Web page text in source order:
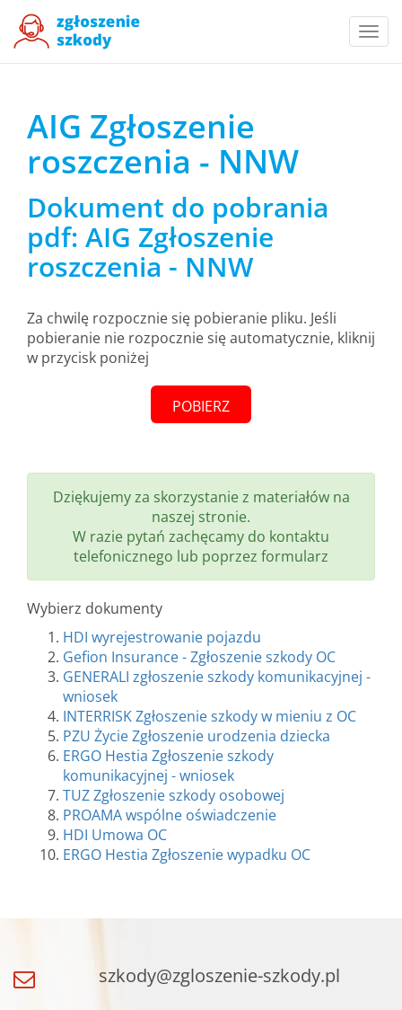
AIG Zgłoszenie
roszczenia - NNW
Dokument do pobrania
pdf: AIG Zgłoszenie
roszczenia - NNW
Za chwilę rozpocznie się pobieranie pliku. Jeśli
pobieranie nie rozpocznie się automatycznie, kliknij
w przycisk poniżej
POBIERZ
Dziękujemy za skorzystanie z materiałów na
naszej stronie.
W razie pytań zachęcamy do kontaktu
telefonicznego lub poprzez formularz
Wybierz dokumenty
HDI wyrejestrowanie pojazdu
Gefion Insurance - Zgłoszenie szkody OC
GENERALI zgłoszenie szkody komunikacyjnej -
wniosek
INTERRISK Zgłoszenie szkody w mieniu z OC
PZU Życie Zgłoszenie urodzenia dziecka
ERGO Hestia Zgłoszenie szkody
komunikacyjnej - wniosek
TUZ Zgłoszenie szkody osobowej
PROAMA wspólne oświadczenie
HDI Umowa OC
ERGO Hestia Zgłoszenie wypadku OC
szkody@zgloszenie-szkody.pl